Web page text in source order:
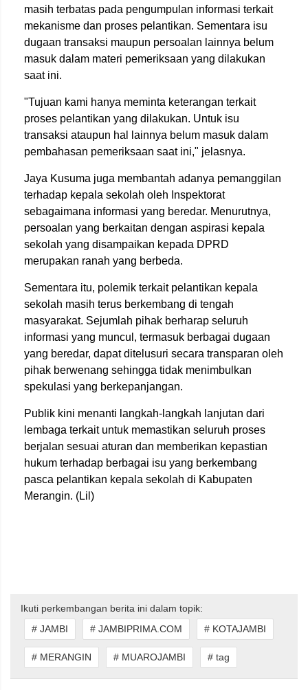
masih terbatas pada pengumpulan informasi terkait
mekanisme dan proses pelantikan. Sementara isu
dugaan transaksi maupun persoalan lainnya belum
masuk dalam materi pemeriksaan yang dilakukan
saat ini.
"Tujuan kami hanya meminta keterangan terkait
proses pelantikan yang dilakukan. Untuk isu
transaksi ataupun hal lainnya belum masuk dalam
pembahasan pemeriksaan saat ini," jelasnya.
Jaya Kusuma juga membantah adanya pemanggilan
terhadap kepala sekolah oleh Inspektorat
sebagaimana informasi yang beredar. Menurutnya,
persoalan yang berkaitan dengan aspirasi kepala
sekolah yang disampaikan kepada DPRD
merupakan ranah yang berbeda.
Sementara itu, polemik terkait pelantikan kepala
sekolah masih terus berkembang di tengah
masyarakat. Sejumlah pihak berharap seluruh
informasi yang muncul, termasuk berbagai dugaan
yang beredar, dapat ditelusuri secara transparan oleh
pihak berwenang sehingga tidak menimbulkan
spekulasi yang berkepanjangan.
Publik kini menanti langkah-langkah lanjutan dari
lembaga terkait untuk memastikan seluruh proses
berjalan sesuai aturan dan memberikan kepastian
hukum terhadap berbagai isu yang berkembang
pasca pelantikan kepala sekolah di Kabupaten
Merangin. (Lil)
Ikuti perkembangan berita ini dalam topik:
# JAMBI
# JAMBIPRIMA.COM # KOTAJAMBI
# MERANGIN # MUAROJAMBI # tag